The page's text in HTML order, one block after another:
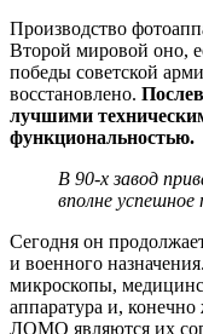
Производство
Второй мировой оно,
победы советской
восстановлено.
лучшими
функциональностью.
В 90-х завод
вполне успешное
Сегодня он
и военного
микроскопы,
аппаратура и,
ЛОМО являются их